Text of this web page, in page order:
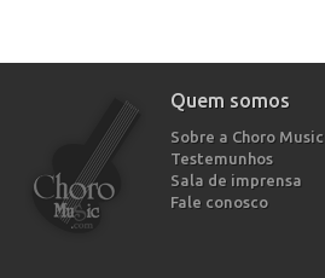
Quem somos
Sobre a Choro Music
Testemunhos
Sala de imprensa
Fale conosco